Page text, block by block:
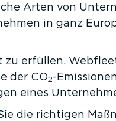
Arten von
in ganz
zu erfüllen.
der CO2-
eines
die richtigen